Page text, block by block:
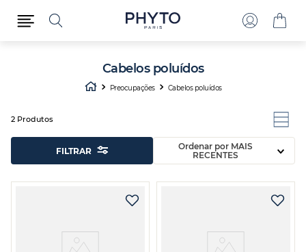
Cabelos poluídos
Preocupações Cabelos poluídos
2 Produtos
FILTRAR Ordenar por MAIS
RECENTES